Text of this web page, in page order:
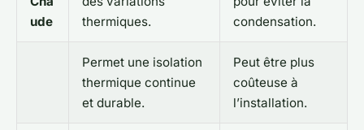
ude
thermiques.
condensation.
Permet une isolation
thermique continue
et durable.
Peut être plus
coûteuse à
l’installation.